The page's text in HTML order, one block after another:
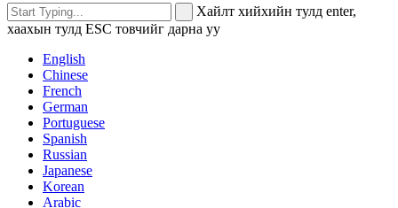
Хайлт хийхийн тулд enter,
хаахын тулд ESC товчийг дарна уу
English
Chinese
French
German
Portuguese
Spanish
Russian
Japanese
Korean
Arabic